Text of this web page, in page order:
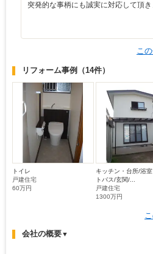
突発的な事柄にも誠実に対応して頂き
こ
リフォーム事例 （14件）
トイレ
戸建住宅
60万円
キッチン・台所/浴
トバス/玄関/...
戸建住宅
1300万円
会社の概要▼